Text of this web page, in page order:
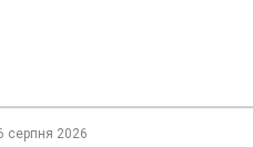
серпня 2026